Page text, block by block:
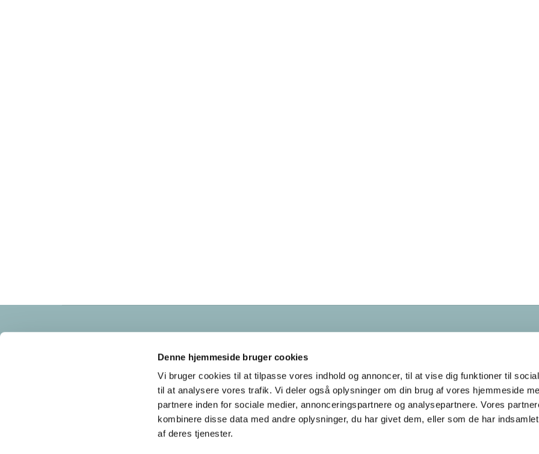
Denne hjemmeside bruger cookies
Vi bruger cookies til at tilpasse vores indhold og annoncer, til at vise dig funktioner til
til at analysere vores trafik. Vi deler også oplysninger om din brug af vores hjemmeside
partnere inden for sociale medier, annonceringspartnere og analysepartnere. Vores
kombinere disse data med andre oplysninger, du har givet dem, eller som de har
af deres tjenester.
38
bellahoej-utterslev.sogn@km.dk
Tilgængelighedserklæring